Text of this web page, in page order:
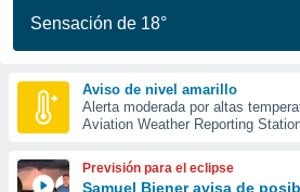
forma
digital
basada
Sensación de 18°
Aviso de nivel amarillo
Alerta moderada por altas
Aviation Weather Reporting
Previsión para el eclipse
Samuel Biener avisa de